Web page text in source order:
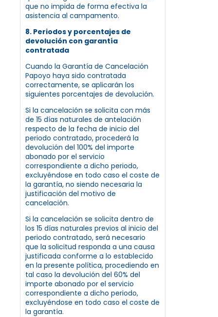
que no impida de forma efectiva la
asistencia al campamento.
8. Periodos y porcentajes de
devolución con garantía
contratada
Cuando la Garantía de Cancelación
Papoyo haya sido contratada
correctamente, se aplicarán los
siguientes porcentajes de devolución.
Si la cancelación se solicita con más
de 15 días naturales de antelación
respecto de la fecha de inicio del
periodo contratado, procederá la
devolución del 100% del importe
abonado por el servicio
correspondiente a dicho periodo,
excluyéndose en todo caso el coste de
la garantía, no siendo necesaria la
justificación del motivo de
cancelación.
Si la cancelación se solicita dentro de
los 15 días naturales previos al inicio del
periodo contratado, será necesario
que la solicitud responda a una causa
justificada conforme a lo establecido
en la presente política, procediendo en
tal caso la devolución del 60% del
importe abonado por el servicio
correspondiente a dicho periodo,
excluyéndose en todo caso el coste de
la garantía.